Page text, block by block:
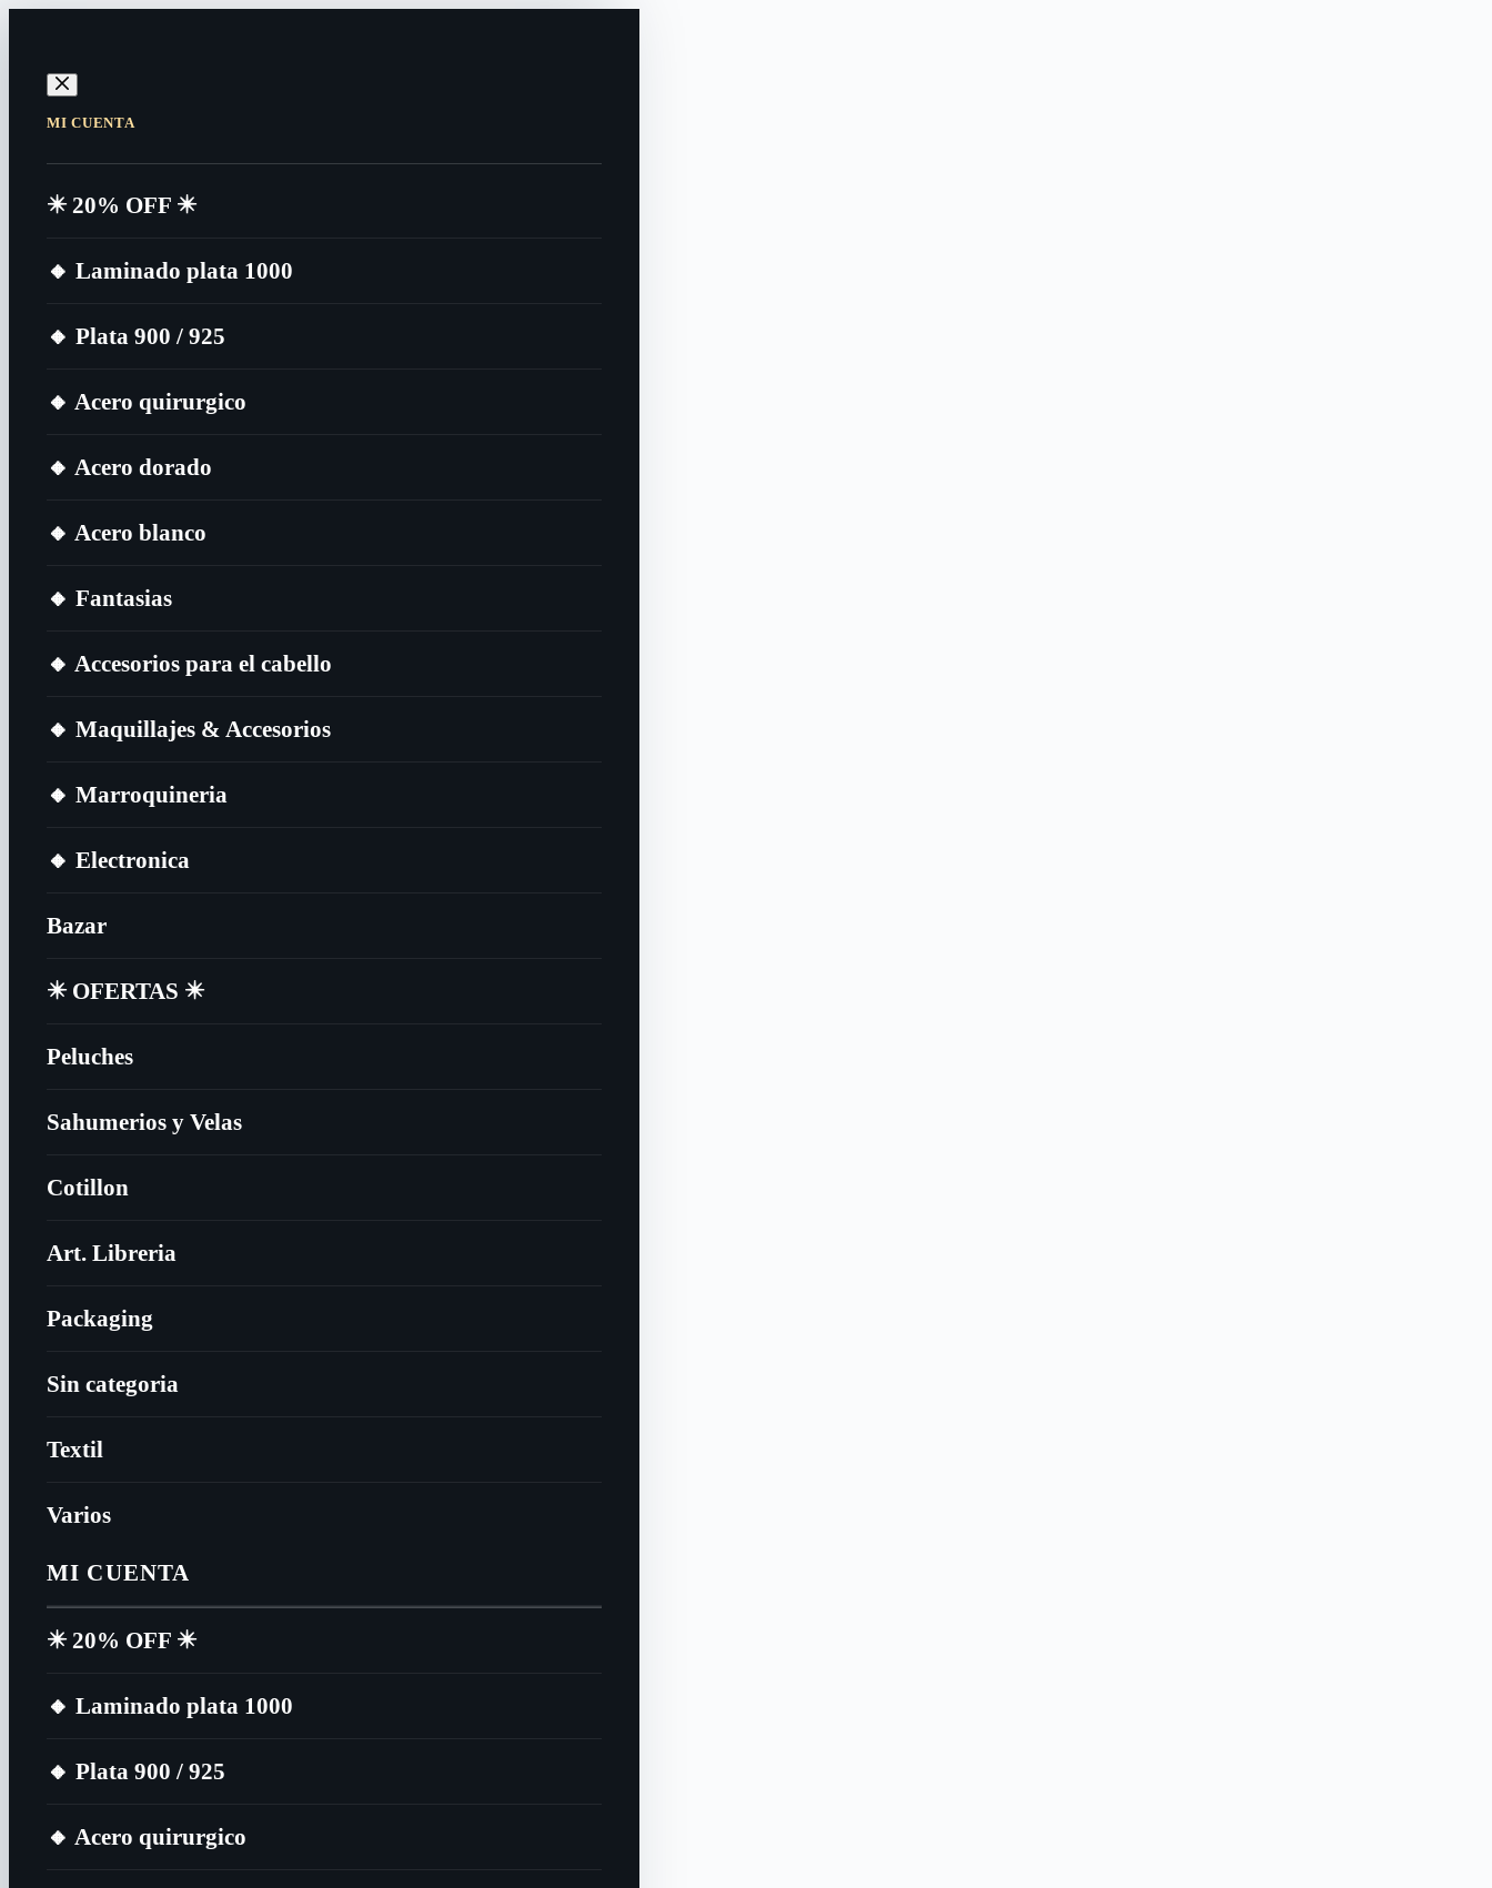
MI CUENTA
✴️​ 20% OFF ✴️​
🔸​ Laminado plata 1000
🔸​ Plata 900 / 925
🔸​ Acero quirurgico
🔸​ Acero dorado
🔸​ Acero blanco
🔸​ Fantasias
🔸​ Accesorios para el cabello
🔸​ Maquillajes & Accesorios
🔸​ Marroquineria
🔸​ Electronica
Bazar
✴️​ OFERTAS ✴️​
Peluches
Sahumerios y Velas
Cotillon
Art. Libreria
Packaging
Sin categoria
Textil
Varios
MI CUENTA
✴️​ 20% OFF ✴️​
🔸​ Laminado plata 1000
🔸​ Plata 900 / 925
🔸​ Acero quirurgico